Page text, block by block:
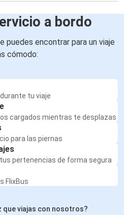
a bordo
puedes encontrar para un viaje
cómodo:
tu viaje
cargados mientras te desplazas
para las piernas
pertenencias de forma segura
FlixBus
que viajas con nosotros?